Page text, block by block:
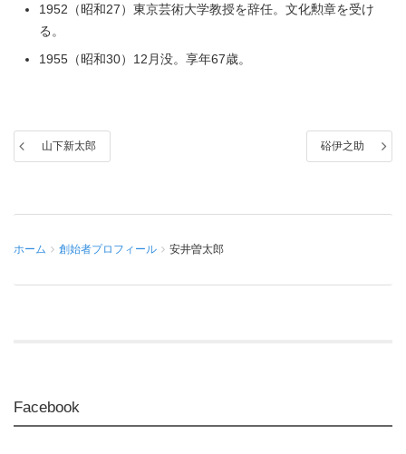
1952（昭和27）東京芸術大学教授を辞任。文化勲章を受け
る。
1955（昭和30）12月没。享年67歳。
硲伊之助
山下新太郎
ホーム 創始者プロフィール 安井曽太郎
Facebook